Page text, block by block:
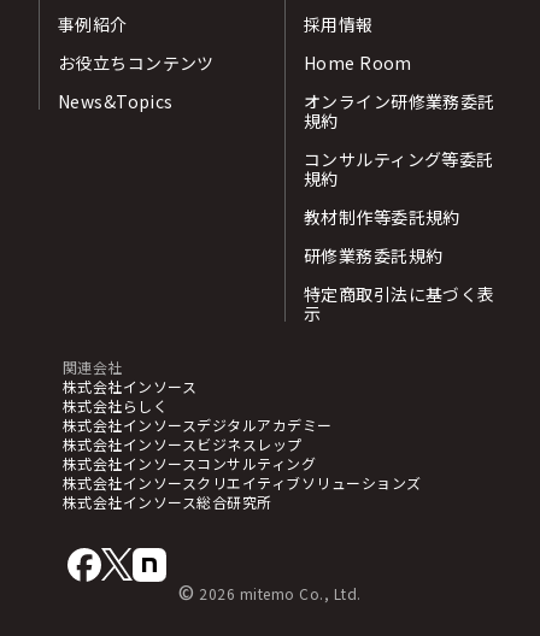
事例紹介
お役立ちコンテンツ
News&Topics
採用情報
Home Room
オンライン研修業務委託
規約
コンサルティング等委託
規約
教材制作等委託規約
研修業務委託規約
特定商取引法に基づく表
示
関連会社
株式会社インソース
株式会社らしく
株式会社インソースデジタルアカデミー
株式会社インソースビジネスレップ
株式会社インソースコンサルティング
株式会社インソースクリエイティブソリューションズ
株式会社インソース総合研究所
© 2026 mitemo Co., Ltd.